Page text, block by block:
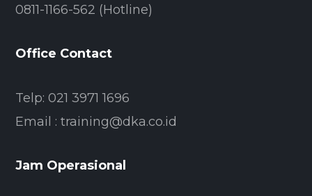
0811-1166-562 (Hotline)
Office Contact
Telp: 021 3971 1696
Email : training@dka.co.id
Jam Operasional